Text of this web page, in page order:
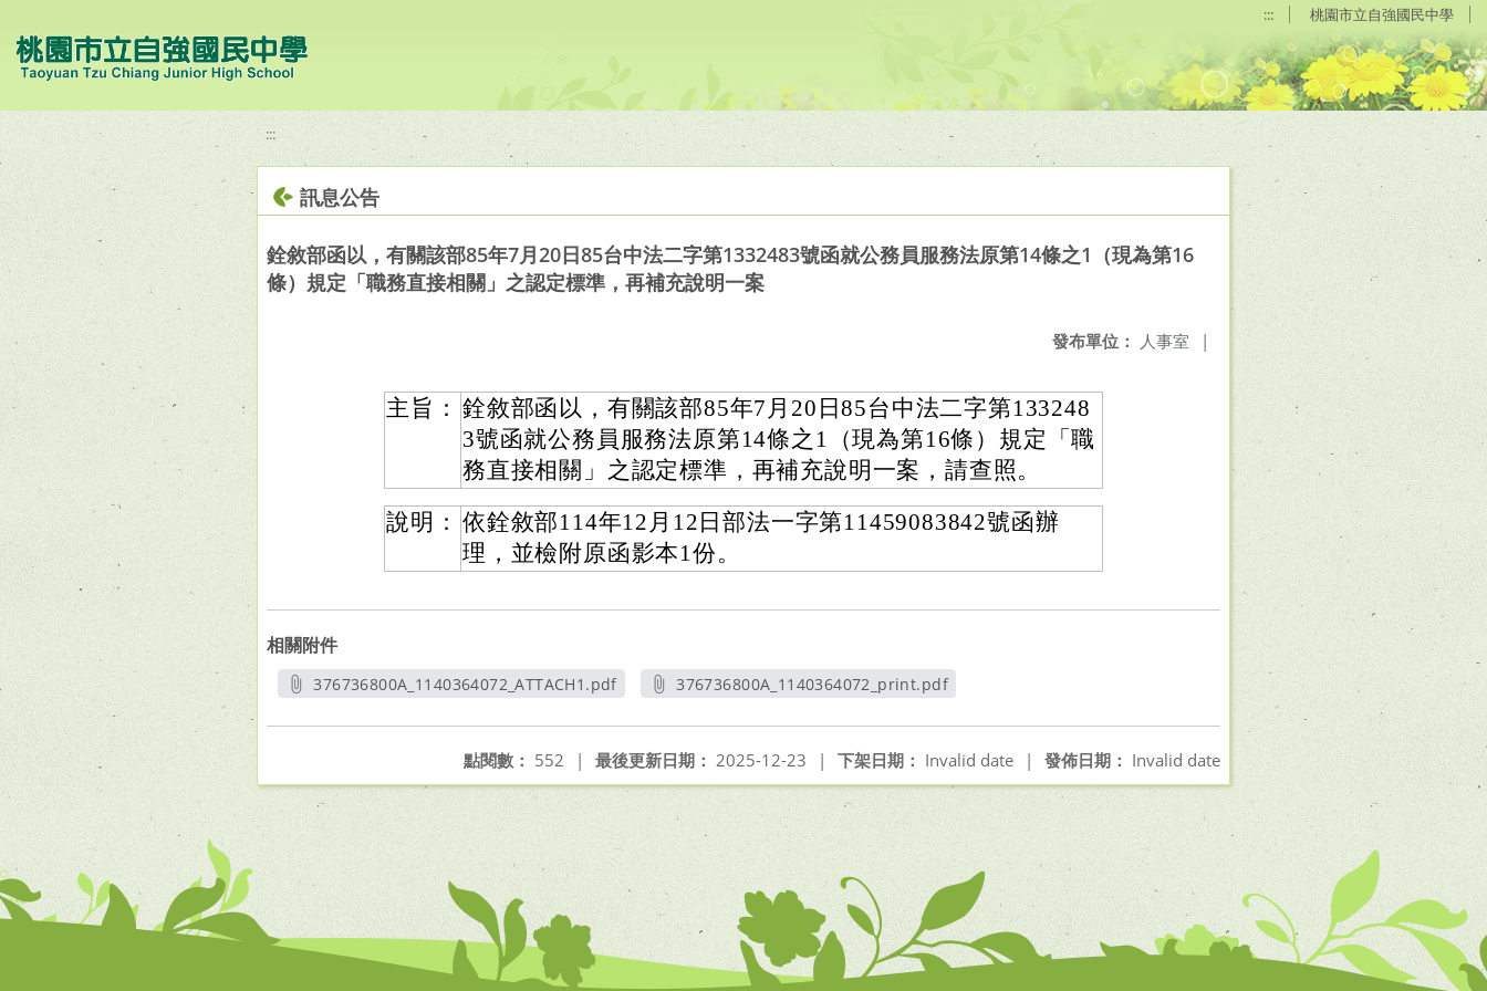
::: 桃園市立自強國民中學
:::
訊息公告
銓敘部函以，有關該部85年7月20日85台中法二字第1332483號函就公務員服務法原第14條之1（現為第16
條）規定「職務直接相關」之認定標準，再補充說明一案
發布單位： 人事室 |
主旨： 銓敘部函以，有關該部85年7月20日85台中法二字第133248
3號函就公務員服務法原第14條之1（現為第16條）規定「職
務直接相關」之認定標準，再補充說明一案，請查照。
說明： 依銓敘部114年12月12日部法一字第11459083842號函辦
理，並檢附原函影本1份。
相關附件
376736800A_1140364072_ATTACH1.pdf
376736800A_1140364072_print.pdf
發佈日期： Invalid date
下架日期： Invalid date |
最後更新日期： 2025-12-23 |
點閱數： 552 |